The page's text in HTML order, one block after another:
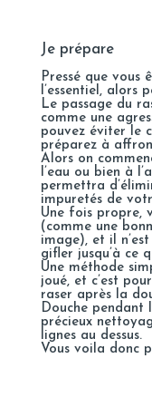
Je prépare
Pressé que vous
l’essentiel, alors
Le passage du
comme une
pouvez éviter le
préparez à
Alors on
l’eau ou bien à
permettra
impuretés de
Une fois propre,
(comme une
image), et il
gifler jusqu’à ce
Une méthode
joué, et c’est
raser après la
Douche pendant
précieux
lignes au dessus.
Vous voila donc